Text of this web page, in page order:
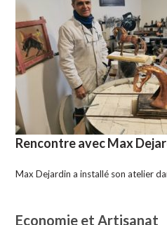
Rencontre avec Max
Max Dejardin a installé son atelier
Economie et Artisanat